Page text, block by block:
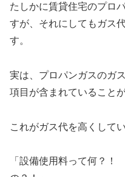
たしかに賃貸住宅のプロ
すが、それにしてもガス
す。
実は、プロパンガスのガ
項目が含まれていること
これがガス代を高くして
「設備使用料って何？